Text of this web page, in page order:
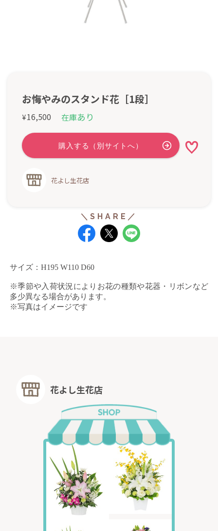
お悔やみのスタンド花［1段］
¥16,500 在庫あり
花よし生花店
サイズ：H195 W110 D60
※季節や入荷状況によりお花の種類や花器・リボンなど
多少異なる場合があります。
※写真はイメージです
花よし生花店